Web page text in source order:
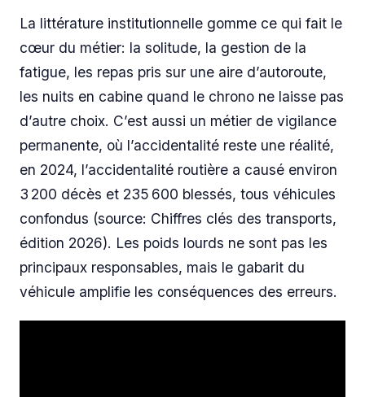
La littérature institutionnelle gomme ce qui fait le
cœur du métier: la solitude, la gestion de la
fatigue, les repas pris sur une aire d’autoroute,
les nuits en cabine quand le chrono ne laisse pas
d’autre choix. C’est aussi un métier de vigilance
permanente, où l’accidentalité reste une réalité,
en 2024, l’accidentalité routière a causé environ
3 200 décès et 235 600 blessés, tous véhicules
confondus (source: Chiffres clés des transports,
édition 2026). Les poids lourds ne sont pas les
principaux responsables, mais le gabarit du
véhicule amplifie les conséquences des erreurs.